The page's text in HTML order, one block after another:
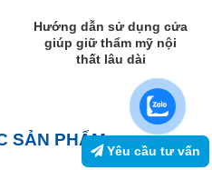
Hướng dẫn sử dụng cửa
giúp giữ thẩm mỹ nội
thất lâu dài
SẢN PHẨM
Yêu cầu tư vấn